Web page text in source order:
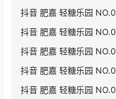
抖音 肥嘉 轻糖乐园
抖音 肥嘉 轻糖乐园
抖音 肥嘉 轻糖乐园
抖音 肥嘉 轻糖乐园
抖音 肥嘉 轻糖乐园